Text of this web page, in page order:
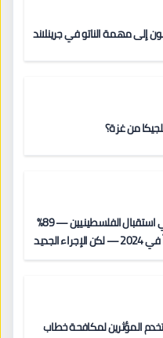
إلى مهمة الناتو في جرينلاند
من غزة؟
بلجيكا: الأولى أوروبياً في استقبال الفلسطينيين — 89%
قبول لغزة و5,332 طلباً في 2024 — لكن الإجراء الجديد
المؤثرين لمكافحة خطاب